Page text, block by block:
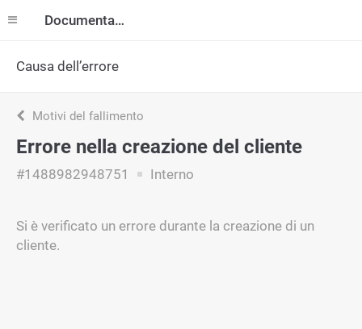
Documentazione
Causa dell’errore
Motivi del fallimento
Errore nella creazione del cliente
#1488982948751 Interno
Si è verificato un errore durante la creazione di un
cliente.